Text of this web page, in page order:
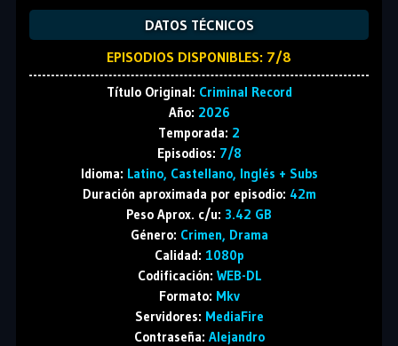
DATOS TÉCNICOS
EPISODIOS DISPONIBLES: 7/8
Título Original: Criminal Record
Año: 2026
Temporada: 2
Episodios: 7/8
Idioma: Latino, Castellano, Inglés + Subs
Duración aproximada por episodio: 42m
Peso Aprox. c/u: 3.42 GB
Género: Crimen, Drama
Calidad: 1080p
Codificación: WEB-DL
Formato: Mkv
Servidores: MediaFire
Contraseña: Alejandro